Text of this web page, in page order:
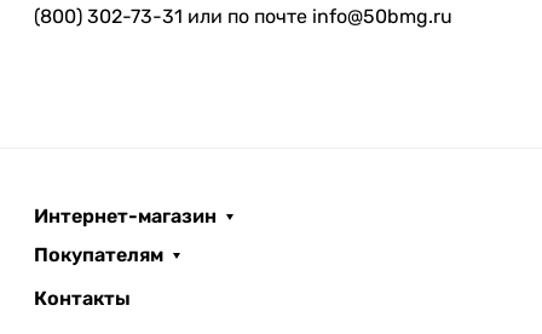
(800) 302-73-31 или по почте info@50bmg.ru
Интернет-магазин
Покупателям
Контакты